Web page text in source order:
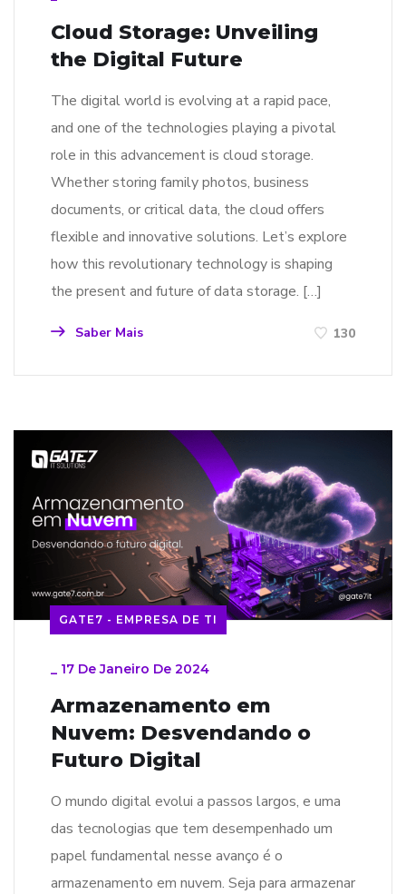
Cloud Storage: Unveiling
the Digital Future
The digital world is evolving at a rapid pace,
and one of the technologies playing a pivotal
role in this advancement is cloud storage.
Whether storing family photos, business
documents, or critical data, the cloud offers
flexible and innovative solutions. Let’s explore
how this revolutionary technology is shaping
the present and future of data storage. […]
Saber Mais 130
GATE7 - EMPRESA DE TI
17 De Janeiro De 2024
Armazenamento em
Nuvem: Desvendando o
Futuro Digital
O mundo digital evolui a passos largos, e uma
das tecnologias que tem desempenhado um
papel fundamental nesse avanço é o
armazenamento em nuvem. Seja para armazenar